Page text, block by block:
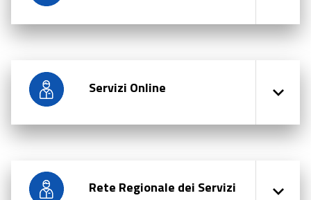
Servizi Online
Rete Regionale dei Servizi